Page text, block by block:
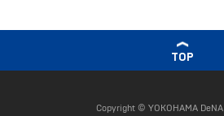
TOP
Copyright © YOKOHAMA DeNA